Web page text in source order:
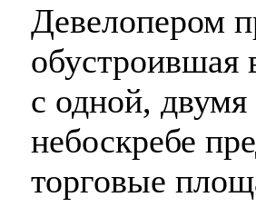
Девелопером
обустроившая
с одной,
небоскребе
торговые